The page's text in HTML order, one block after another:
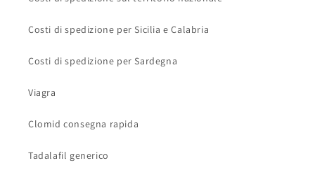
Costi di spedizione per Sicilia e Calabria
Costi di spedizione per Sardegna
Viagra
Clomid consegna rapida
Tadalafil generico